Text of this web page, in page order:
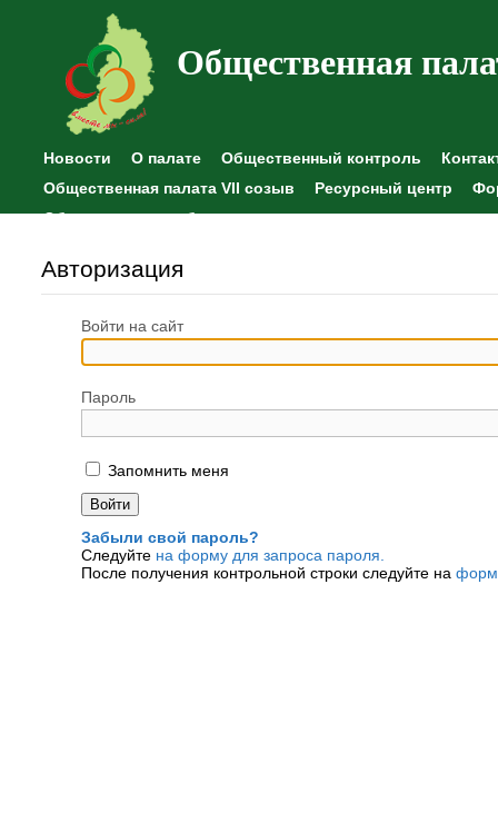
Общественная
Новости О палате Общественный контроль
Общественная палата VII созыв
Ресурсный центр
Общественные наблюдения
Авторизация
Войти на сайт
Пароль
Запомнить меня
Забыли свой пароль?
Следуйте на форму для запроса пароля.
После получения контрольной строки следуйте на